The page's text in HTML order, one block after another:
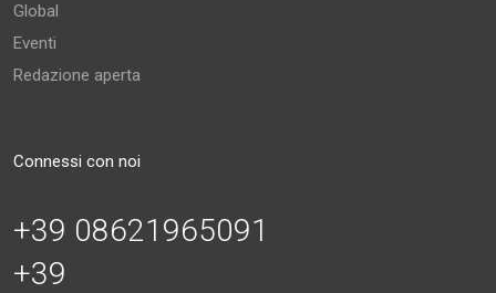
Global
Eventi
Redazione aperta
Connessi con noi
+39 08621965091
+39